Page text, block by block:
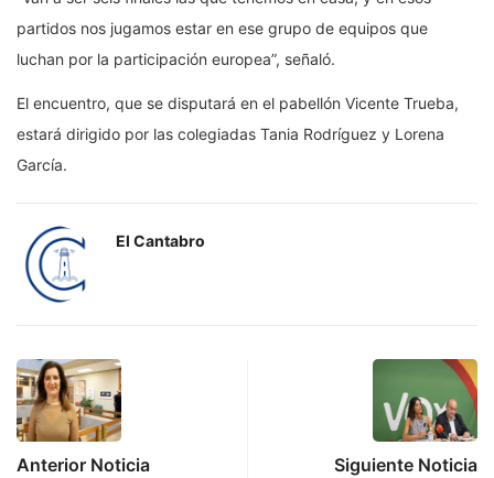
partidos nos jugamos estar en ese grupo de equipos que
luchan por la participación europea”, señaló.
El encuentro, que se disputará en el pabellón Vicente Trueba,
estará dirigido por las colegiadas Tania Rodríguez y Lorena
García.
El Cantabro
Anterior Noticia Siguiente Noticia